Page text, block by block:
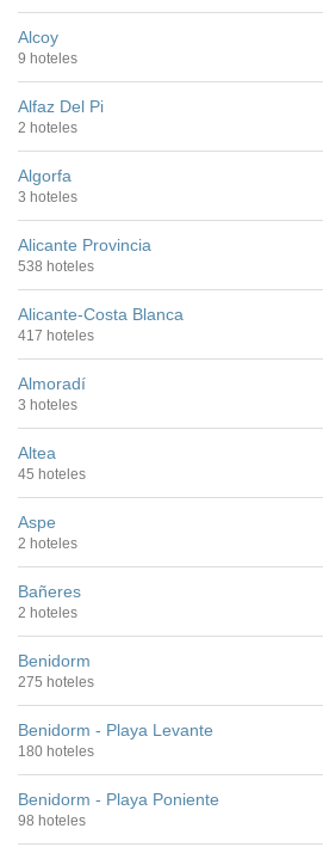
Alcoy
9 hoteles
Alfaz Del Pi
2 hoteles
Algorfa
3 hoteles
Alicante Provincia
538 hoteles
Alicante-Costa Blanca
417 hoteles
Almoradí
3 hoteles
Altea
45 hoteles
Aspe
2 hoteles
Bañeres
2 hoteles
Benidorm
275 hoteles
Benidorm - Playa Levante
180 hoteles
Benidorm - Playa Poniente
98 hoteles